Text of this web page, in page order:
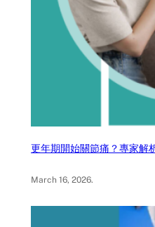
更年期開始關節痛？專家解
March 16, 2026.